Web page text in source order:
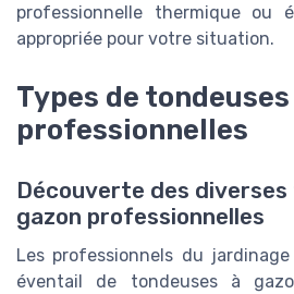
professionnelle thermique ou
appropriée pour votre situation.
Types de
professionnelles
Découverte des diverses
gazon professionnelles
Les professionnels du
éventail de tondeuses à